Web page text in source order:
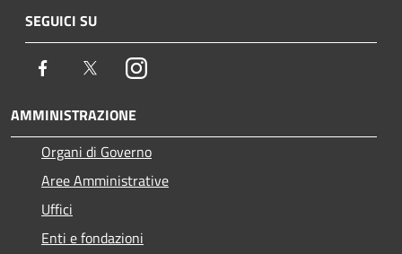
SEGUICI SU
Facebook TwitterInstagram
AMMINISTRAZIONE
Organi di Governo
Aree Amministrative
Uffici
Enti e fondazioni